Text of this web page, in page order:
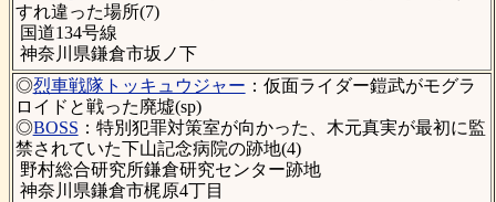
すれ違った場所(7)
国道134号線
神奈川県鎌倉市坂ノ下
◎烈車戦隊トッキュウジャー ：仮面ライダー鎧武がモグラ
ロイドと戦った廃墟(sp)
◎BOSS ：特別犯罪対策室が向かった、木元真実が最初に監
禁されていた下山記念病院の跡地(4)
野村総合研究所鎌倉研究センター跡地
神奈川県鎌倉市梶原4丁目